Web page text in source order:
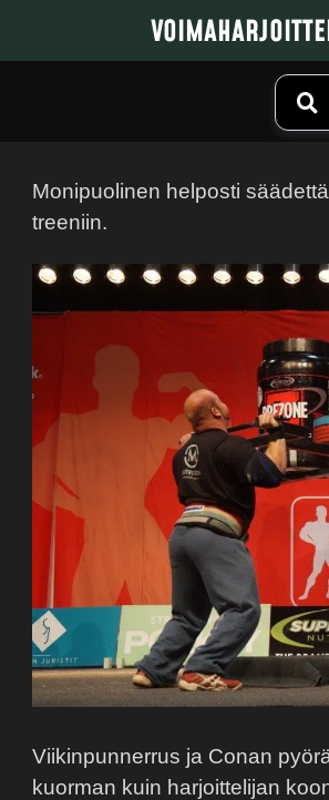
Monipuolinen helposti
treeniin.
Viikinpunnerrus ja Conan
kuorman kuin harjoittelijan